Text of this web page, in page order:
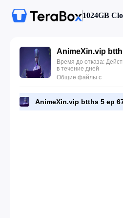
1024GB
Время до отказа:
в течение дней
Общие файлы с